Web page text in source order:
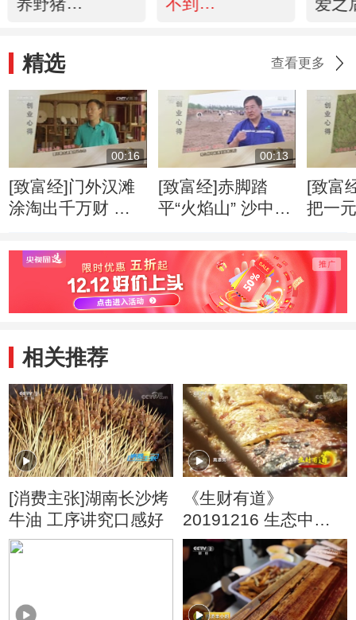
精选 查看更多
00:16
[致富经]门外汉滩
涂淘出千万财 创
00:13
[致富经]赤脚踏
平“火焰山” 沙中掘
得
[致富
把一
相关推荐
[消费主张]湖南长沙烤
牛油 工序讲究口感好
《生财有道》
20191216 生态中国
乡村行 湖南宁乡：茶
油真是好 荒山变银行